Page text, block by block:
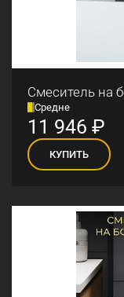
Смеситель на
Средне
11 946 ₽
КУПИТЬ